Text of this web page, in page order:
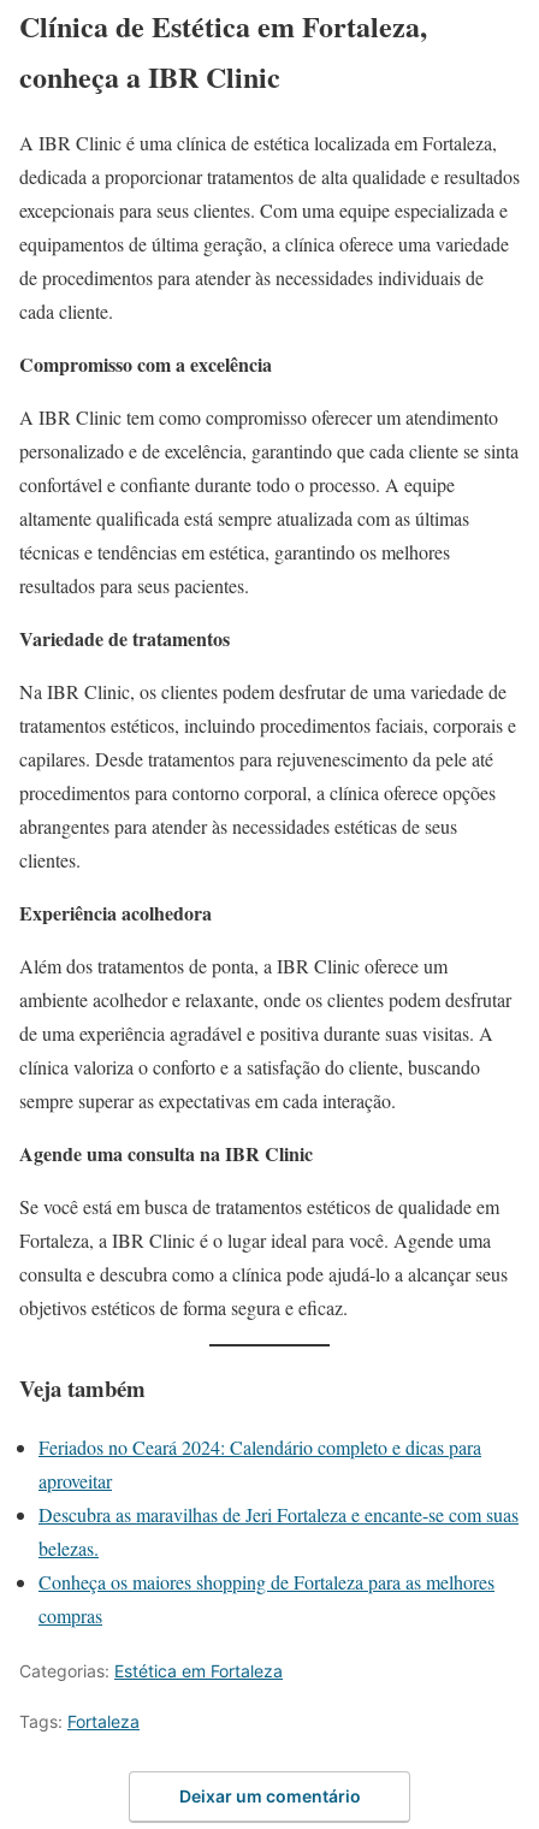
Clínica de Estética em Fortaleza,
conheça a IBR Clinic
A IBR Clinic é uma clínica de estética localizada em Fortaleza,
dedicada a proporcionar tratamentos de alta qualidade e resultados
excepcionais para seus clientes. Com uma equipe especializada e
equipamentos de última geração, a clínica oferece uma variedade
de procedimentos para atender às necessidades individuais de
cada cliente.
Compromisso com a excelência
A IBR Clinic tem como compromisso oferecer um atendimento
personalizado e de excelência, garantindo que cada cliente se sinta
confortável e confiante durante todo o processo. A equipe
altamente qualificada está sempre atualizada com as últimas
técnicas e tendências em estética, garantindo os melhores
resultados para seus pacientes.
Variedade de tratamentos
Na IBR Clinic, os clientes podem desfrutar de uma variedade de
tratamentos estéticos, incluindo procedimentos faciais, corporais e
capilares. Desde tratamentos para rejuvenescimento da pele até
procedimentos para contorno corporal, a clínica oferece opções
abrangentes para atender às necessidades estéticas de seus
clientes.
Experiência acolhedora
Além dos tratamentos de ponta, a IBR Clinic oferece um
ambiente acolhedor e relaxante, onde os clientes podem desfrutar
de uma experiência agradável e positiva durante suas visitas. A
clínica valoriza o conforto e a satisfação do cliente, buscando
sempre superar as expectativas em cada interação.
Agende uma consulta na IBR Clinic
Se você está em busca de tratamentos estéticos de qualidade em
Fortaleza, a IBR Clinic é o lugar ideal para você. Agende uma
consulta e descubra como a clínica pode ajudá-lo a alcançar seus
objetivos estéticos de forma segura e eficaz.
Veja também
Feriados no Ceará 2024: Calendário completo e dicas para
aproveitar
Descubra as maravilhas de Jeri Fortaleza e encante-se com suas
belezas.
Conheça os maiores shopping de Fortaleza para as melhores
compras
Categorias: Estética em Fortaleza
Tags: Fortaleza
Deixar um comentário